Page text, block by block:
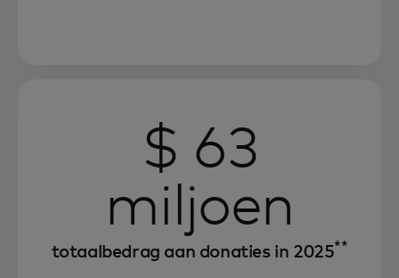
$ 63
miljoen
totaalbedrag aan donaties in 2025**